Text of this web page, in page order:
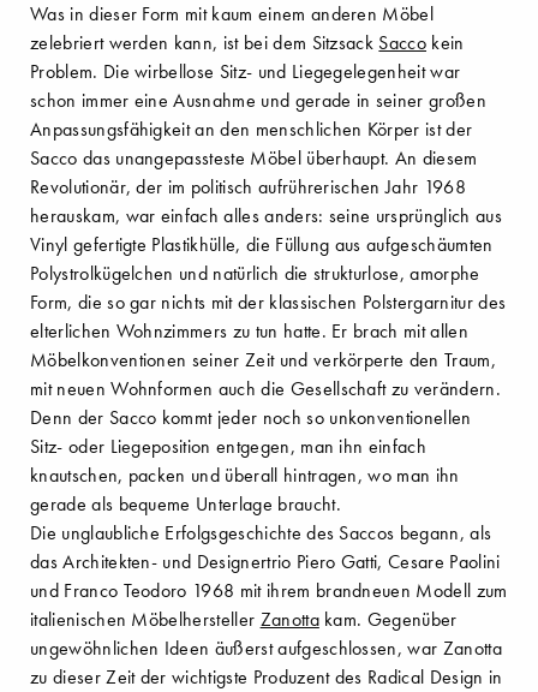
Was in dieser Form mit kaum einem anderen Möbel
zelebriert werden kann, ist bei dem Sitzsack Sacco kein
Problem. Die wirbellose Sitz- und Liegegelegenheit war
schon immer eine Ausnahme und gerade in seiner großen
Anpassungsfähigkeit an den menschlichen Körper ist der
Sacco das unangepassteste Möbel überhaupt. An diesem
Revolutionär, der im politisch aufrührerischen Jahr 1968
herauskam, war einfach alles anders: seine ursprünglich aus
Vinyl gefertigte Plastikhülle, die Füllung aus aufgeschäumten
Polystrolkügelchen und natürlich die strukturlose, amorphe
Form, die so gar nichts mit der klassischen Polstergarnitur des
elterlichen Wohnzimmers zu tun hatte. Er brach mit allen
Möbelkonventionen seiner Zeit und verkörperte den Traum,
mit neuen Wohnformen auch die Gesellschaft zu verändern.
Denn der Sacco kommt jeder noch so unkonventionellen
Sitz- oder Liegeposition entgegen, man ihn einfach
knautschen, packen und überall hintragen, wo man ihn
gerade als bequeme Unterlage braucht.
Die unglaubliche Erfolgsgeschichte des Saccos begann, als
das Architekten- und Designertrio Piero Gatti, Cesare Paolini
und Franco Teodoro 1968 mit ihrem brandneuen Modell zum
italienischen Möbelhersteller Zanottakam. Gegenüber
ungewöhnlichen Ideen äußerst aufgeschlossen, war Zanotta
zu dieser Zeit der wichtigste Produzent des Radical Design in